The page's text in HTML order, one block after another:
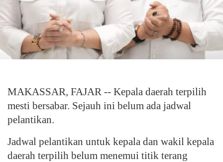
MAKASSAR, FAJAR -- Kepala daerah terpilih
mesti bersabar. Sejauh ini belum ada jadwal
pelantikan.
Jadwal pelantikan untuk kepala dan wakil kepala
daerah terpilih belum menemui titik terang